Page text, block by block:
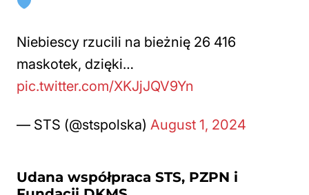
Niebiescy rzucili na bieżnię 26 416
maskotek, dzięki…
pic.twitter.com/XKJjJQV9Yn
— STS (@stspolska) August 1, 2024
Udana współpraca STS, PZPN i